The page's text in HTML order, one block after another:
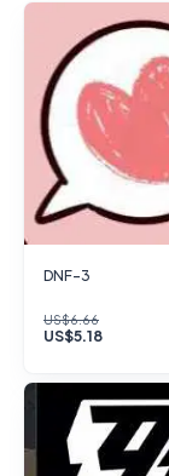
DNF-3
US$6.66
US$5.18